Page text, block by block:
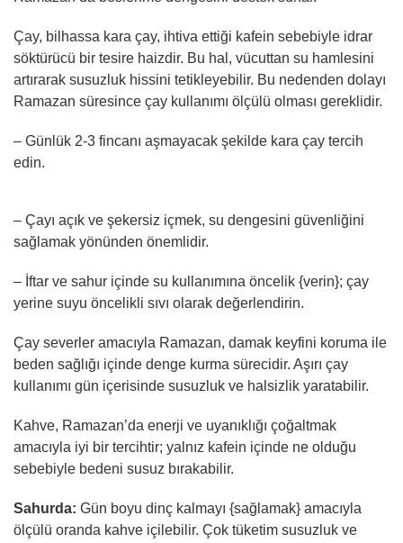
Çay, bilhassa kara çay, ihtiva ettiği kafein sebebiyle idrar
söktürücü bir tesire haizdir. Bu hal, vücuttan su hamlesini
artırarak susuzluk hissini tetikleyebilir. Bu nedenden dolayı
Ramazan süresince çay kullanımı ölçülü olması gereklidir.
– Günlük 2-3 fincanı aşmayacak şekilde kara çay tercih
edin.
– Çayı açık ve şekersiz içmek, su dengesini güvenliğini
sağlamak yönünden önemlidir.
– İftar ve sahur içinde su kullanımına öncelik {verin}; çay
yerine suyu öncelikli sıvı olarak değerlendirin.
Çay severler amacıyla Ramazan, damak keyfini koruma ile
beden sağlığı içinde denge kurma sürecidir. Aşırı çay
kullanımı gün içerisinde susuzluk ve halsizlik yaratabilir.
Kahve, Ramazan’da enerji ve uyanıklığı çoğaltmak
amacıyla iyi bir tercihtir; yalnız kafein içinde ne olduğu
sebebiyle bedeni susuz bırakabilir.
Sahurda: Gün boyu dinç kalmayı {sağlamak} amacıyla
ölçülü oranda kahve içilebilir. Çok tüketim susuzluk ve